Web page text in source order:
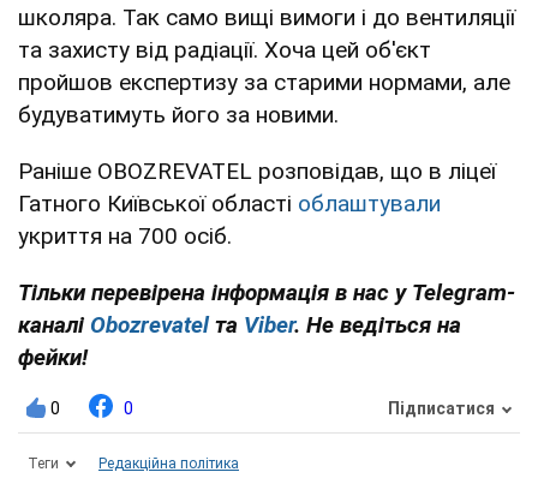
школяра. Так само вищі вимоги і до вентиляції
та захисту від радіації. Хоча цей об'єкт
пройшов експертизу за старими нормами, але
будуватимуть його за новими.
Раніше OBOZREVATEL розповідав, що в ліцеї
Гатного Київської області облаштували
укриття на 700 осіб.
Тільки перевірена інформація в нас у Telegram-
каналі Obozrevatelта Viber. Не ведіться на
фейки!
0 0 Підписатися
Теги Редакційна політика